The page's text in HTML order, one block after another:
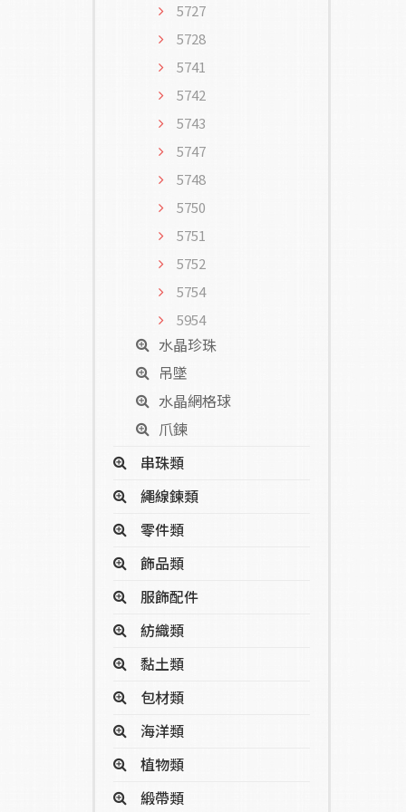
5727
5728
5741
5742
5743
5747
5748
5750
5751
5752
5754
5954
水晶珍珠
吊墜
水晶網格球
爪鍊
串珠類
繩線鍊類
零件類
飾品類
服飾配件
紡織類
黏土類
包材類
海洋類
植物類
緞帶類